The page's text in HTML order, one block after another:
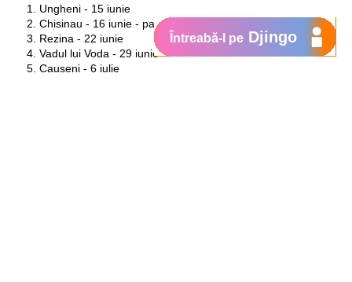
Ungheni - 15 iunie
Chisinau - 16 iunie - parcul Dendrariu
Rezina - 22 iunie
Vadul lui Voda - 29 iunie
Causeni - 6 iulie
Întreabă-l pe Djingo